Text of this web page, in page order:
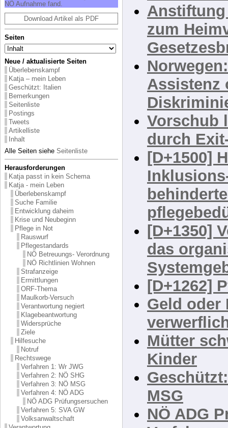
NÖ Aufnahme fand.
Download Artikel als PDF
Seiten
Neue / aktualisierte Seiten
Überlebenskampf
Katja – mein Leben
Geschützt: Italien
Bemerkungen
Seitenliste
Postings
Tweets
Artikelliste
Inhalt
Alle Seiten siehe Seitenliste
Herausforderungen
Katja passt in kein Schema
Katja - mein Leben
Überlebenskampf
Suche Familie
Entwicklung daheim
Krise und Neubeginn
Pflege in Not
Rauswurf
Pflegestandards
NÖ Betreuungs- Verordnung
NÖ Richtlinien Wohnen
Strafanzeige
Ermittlungen
ORF-Thema
Maulkorb-Versuch
Verantwortung negiert
Klagebeantwortung
Widersprüche
Ziele
Hilfesuche
Notruf
Rechtswege
Verfahren 1: Wr JWG
Verfahren 2: NÖ SHG
Verfahren 3: NÖ MSG
Verfahren 4: NÖ ADG
NÖ ADG Prüfungsersuchen
Verfahren 5: SVA GW
Volksanwaltschaft
zum
Assistenz
Vorschub
durch
[D+1500]
[D+1350]
das
[D+1262]
Geld oder
Mütter
Kinder
MSG